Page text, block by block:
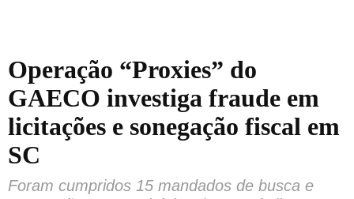
Operação “Proxies” do
GAECO investiga fraude em
licitações e sonegação fiscal em
SC
Foram cumpridos 15 mandados de busca e